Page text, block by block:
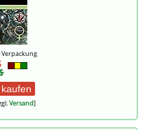
kaufen
Versand]